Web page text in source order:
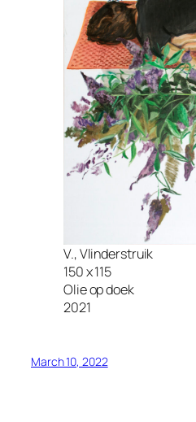
V., Vlinderstruik
150 x 115
Olie op doek
2021
March 10, 2022